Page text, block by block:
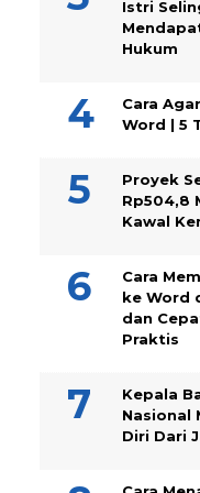
Istri
Hukum
Cara
Word | 5
Proyek
Rp504,8
Kawal
Cara
ke Word
dan
Praktis
Kepala
Nasional
Diri Dari